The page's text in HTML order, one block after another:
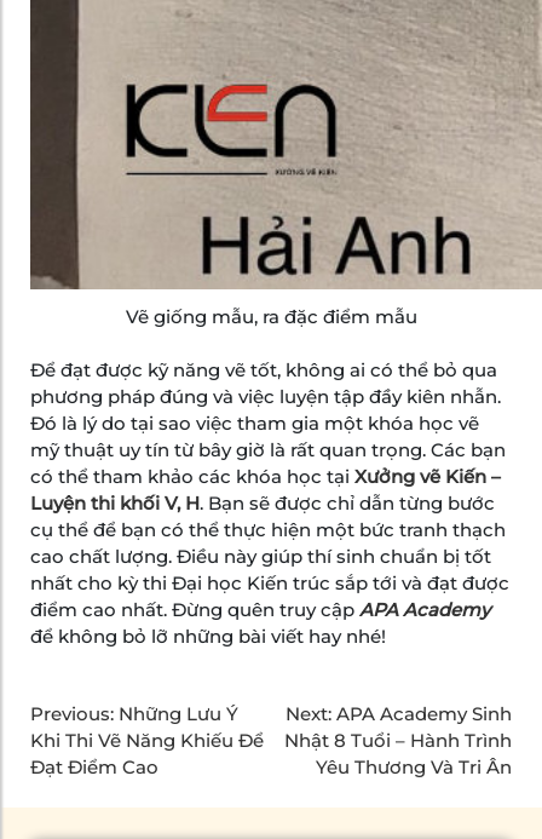
Vẽ giống mẫu, ra đặc điểm mẫu
Để đạt được kỹ năng vẽ tốt, không ai có thể bỏ qua
phương pháp đúng và việc luyện tập đầy kiên nhẫn.
Đó là lý do tại sao việc tham gia một khóa học vẽ
mỹ thuật uy tín từ bây giờ là rất quan trọng. Các bạn
có thể tham khảo các khóa học tại Xưởng vẽ Kiến –
Luyện thi khối V, H. Bạn sẽ được chỉ dẫn từng bước
cụ thể để bạn có thể thực hiện một bức tranh thạch
cao chất lượng. Điều này giúp thí sinh chuẩn bị tốt
nhất cho kỳ thi Đại học Kiến trúc sắp tới và đạt được
điểm cao nhất. Đừng quên truy cập APA Academy
để không bỏ lỡ những bài viết hay nhé!
Previous: Những Lưu Ý
Khi Thi Vẽ Năng Khiếu Để
Đạt Điểm Cao
Next: APA Academy Sinh
Nhật 8 Tuổi – Hành Trình
Yêu Thương Và Tri Ân